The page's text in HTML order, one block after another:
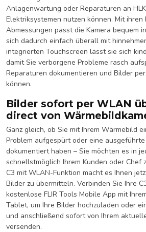
Anlagenwartung oder Reparaturen an
Elektriksystemen nutzen können. Mit ihren
Abmessungen passt die Kamera bequem
sich dadurch einfach überall mit
integrierten Touchscreen lässt sie sich
damit Sie verborgene Probleme rasch
Reparaturen dokumentieren und Bilder
können.
Bilder sofort per WLAN
direct von
Ganz gleich, ob Sie mit Ihrem Wärmebild
Problem aufgespürt oder eine
dokumentiert haben – Sie möchten es in
schnellstmöglich Ihrem Kunden oder Chef
C3 mit WLAN-Funktion macht es Ihnen
Bilder zu übermitteln. Verbinden Sie Ihre
kostenlose FLIR Tools Mobile App mit
Tablet, um Ihre Bilder hochzuladen oder
und anschließend sofort von Ihrem
versenden.